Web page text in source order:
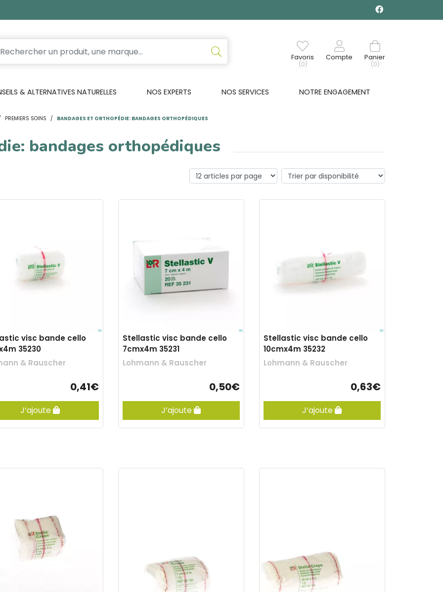
Favoris
(0)
Compte
Panier
(0)
& ALTERNATIVES NATURELLES NOS EXPERTS NOS SERVICES NOTRE ENGAGEMENT
PREMIERS SOINS BANDAGES ET ORTHOPÉDIE: BANDAGES ORTHOPÉDIQUES
bandages orthopédiques
visc bande cello
35230
& Rauscher
0,41€
J’ajoute
Stellastic visc bande cello
7cmx4m 35231
Lohmann & Rauscher
0,50€
J’ajoute
Stellastic visc bande cello
10cmx4m 35232
Lohmann & Rauscher
0,63€
J’ajoute